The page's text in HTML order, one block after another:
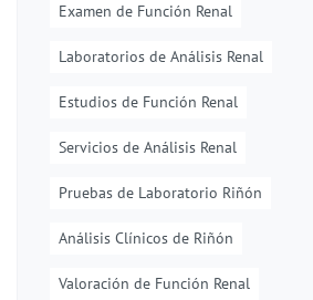
Examen de Función Renal
Laboratorios de Análisis Renal
Estudios de Función Renal
Servicios de Análisis Renal
Pruebas de Laboratorio Riñón
Análisis Clínicos de Riñón
Valoración de Función Renal